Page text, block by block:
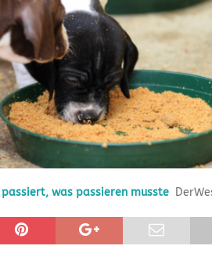
für unser englischsprachigen
im Kreis Gütersloh begehrt – diese süßen
Gassigehen stellt Gesundheitsrisiko dar –
Tieren: Hunde und Katzen fördern die
Hundeverein frönt dem Hoopers-Sport
Prinzessin Kate und Prinz William müssen
für Hunde – Knochen oder
was passieren musste